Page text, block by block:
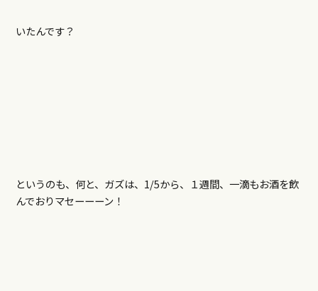
いたんです？
というのも、何と、ガズは、1/5から、１週間、一滴もお酒を飲
んでおりマセーーーン！